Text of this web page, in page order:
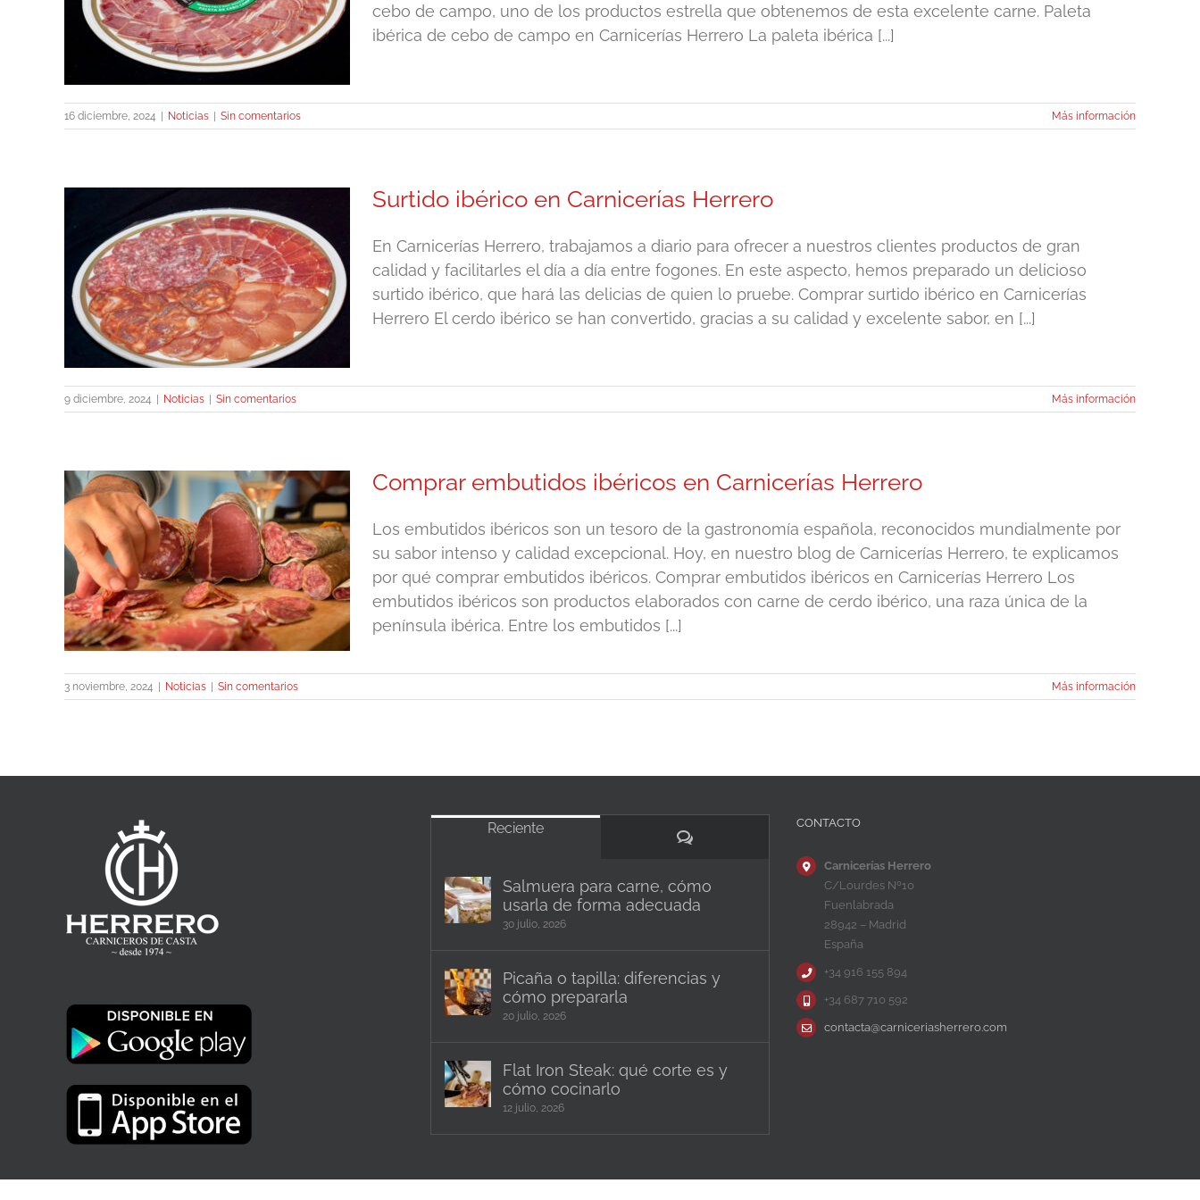
cebo de campo, uno de los productos estrella que obtenemos de esta excelente carne. Paleta
ibérica de cebo de campo en Carnicerías Herrero La paleta ibérica [...]
16 diciembre, 2024 Noticias Sin comentarios Más información
Surtido ibérico en Carnicerías Herrero
En Carnicerías Herrero, trabajamos a diario para ofrecer a nuestros clientes productos de gran
calidad y facilitarles el día a día entre fogones. En este aspecto, hemos preparado un delicioso
surtido ibérico, que hará las delicias de quien lo pruebe. Comprar surtido ibérico en Carnicerías
Herrero El cerdo ibérico se han convertido, gracias a su calidad y excelente sabor, en [...]
9 diciembre, 2024 Noticias Sin comentarios Más información
Comprar embutidos ibéricos en Carnicerías Herrero
Los embutidos ibéricos son un tesoro de la gastronomía española, reconocidos mundialmente por
su sabor intenso y calidad excepcional. Hoy, en nuestro blog de Carnicerías Herrero, te explicamos
por qué comprar embutidos ibéricos. Comprar embutidos ibéricos en Carnicerías Herrero Los
embutidos ibéricos son productos elaborados con carne de cerdo ibérico, una raza única de la
península ibérica. Entre los embutidos [...]
3 noviembre, 2024 Noticias Sin comentarios Más información
Reciente
Comentarios
Salmuera para carne, cómo
usarla de forma adecuada
30 julio, 2026
Picaña o tapilla: diferencias y
cómo prepararla
20 julio, 2026
Flat Iron Steak: qué corte es y
cómo cocinarlo
12 julio, 2026
CONTACTO
Carnicerías Herrero
C/Lourdes Nº10
Fuenlabrada
28942 – Madrid
España
+34 916 155 894
+34 687 710 592
contacta@carniceriasherrero.com